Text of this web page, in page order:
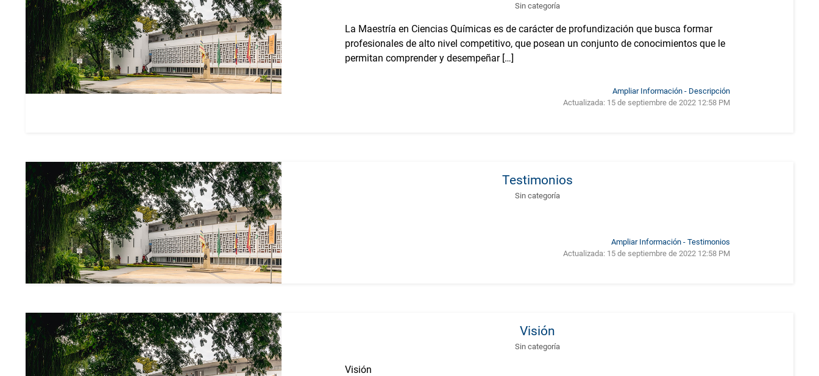
Sin categoría
La Maestría en Ciencias Químicas es de carácter de profundización que busca formar
profesionales de alto nivel competitivo, que posean un conjunto de conocimientos que le
permitan comprender y desempeñar […]
Ampliar Información - Descripción
Actualizada: 15 de septiembre de 2022 12:58 PM
Testimonios
Sin categoría
Ampliar Información - Testimonios
Actualizada: 15 de septiembre de 2022 12:58 PM
Visión
Sin categoría
Visión